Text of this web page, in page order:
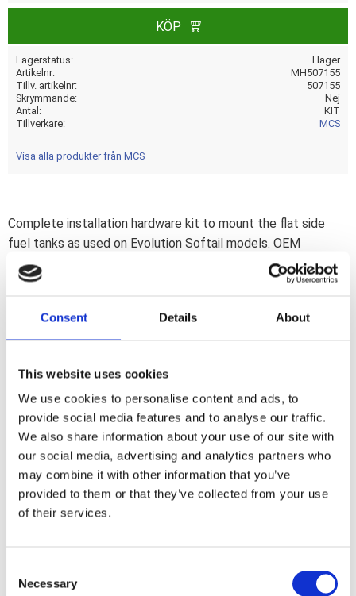
Consent Details About
This website uses cookies
We use cookies to personalise content and ads, to
provide social media features and to analyse our traffic.
We also share information about your use of our site with
our social media, advertising and analytics partners who
may combine it with other information that you’ve
provided to them or that they’ve collected from your use
of their services.
Necessary
KÖP
Lagerstatus
I lager
Artikelnr
MH507155
Tillv. artikelnr
507155
Skrymmande
Nej
Antal
KIT
Tillverkare
MCS
Visa alla produkter från MCS
Complete installation hardware kit to mount the flat side
fuel tanks as used on Evolution Softail models. OEM
replacement reference 61660-85; 61667-90A62043-81A;
11447; 63505-84 and more.
a
c
e
b
o
o
k
Omdömen
Du
Bli den första att lämna ett omdöme.